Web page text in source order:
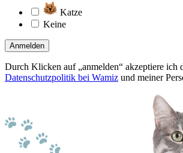
Katze
Keine
Anmelden
Durch Klicken auf „anmelden“ akzeptiere ich
Datenschutzpolitik bei Wamiz und meiner